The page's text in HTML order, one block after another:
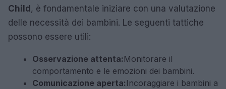
Child, è fondamentale iniziare con una valutazione
delle necessità dei bambini. Le seguenti tattiche
possono essere utili:
Osservazione attenta: Monitorare il
comportamento e le emozioni dei bambini.
Comunicazione aperta: Incoraggiare i bambini a